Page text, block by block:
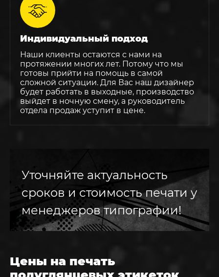
Индивидуальный подход
Наши клиенты остаются с нами на
протяжении многих лет. Потому что мы
готовы прийти на помощь в самой
сложной ситуации. Для Вас наш дизайнер
будет работать в выходные, производство
выйдет в ночную смену, а руководитель
отдела продаж уступит в цене.
Уточняйте актуальность
сроков и стоимость печати у
менеджеров типографии!
Цены на печать